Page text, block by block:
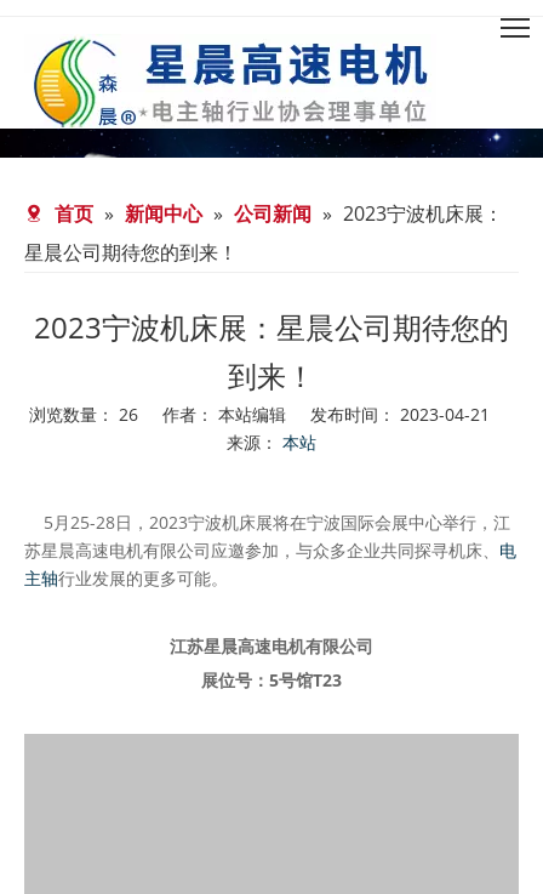
首页 » 新闻中心 » 公司新闻 » 2023宁波机床展：
星晨公司期待您的到来！
2023宁波机床展：星晨公司期待您的
到来！
浏览数量： 26 作者： 本站编辑 发布时间： 2023-04-21
来源： 本站
5月25-28日，2023宁波机床展将在宁波国际会展中心举行，江
苏星晨高速电机有限公司应邀参加，与众多企业共同探寻机床、 电
主轴行业发展的更多可能。
江苏星晨高速电机有限公司
展位号：5号馆T23